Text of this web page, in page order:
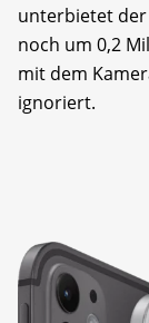
unterbietet
noch um 0,2
mit dem
ignoriert.